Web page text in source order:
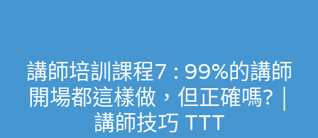
講師培訓課程7 : 99%的講師
開場都這樣做，但正確嗎? ￨
講師技巧 TTT